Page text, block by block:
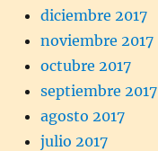
diciembre 2017
noviembre 2017
octubre 2017
septiembre 2017
agosto 2017
julio 2017